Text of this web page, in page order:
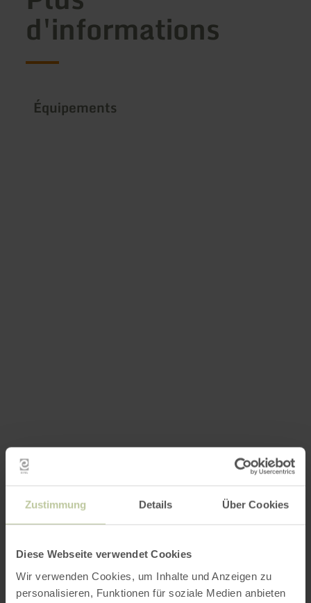
Zustimmung Details Über Cookies
Diese Webseite verwendet Cookies
Wir verwenden Cookies, um Inhalte und Anzeigen zu
personalisieren, Funktionen für soziale Medien anbieten
d'informations
Équipements